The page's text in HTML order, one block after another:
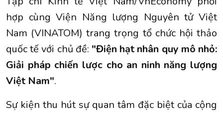
hợp cùng Viện Năng lượng Nguyên tử Việt
Nam (VINATOM) trang trọng tổ chức hội thảo
quốc tế với chủ đề: "Điện hạt nhân quy mô nhỏ:
Giải pháp chiến lược cho an ninh năng lượng
Việt Nam".
Sự kiện thu hút sự quan tâm đặc biệt của cộng